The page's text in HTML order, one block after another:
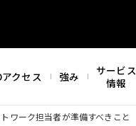
アクセス 強み
サービス
情報
ワーク担当者が準備すべきこと